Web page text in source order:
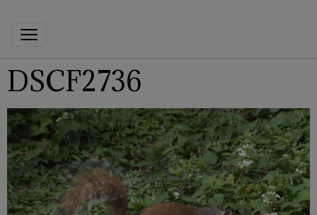
DSCF2736